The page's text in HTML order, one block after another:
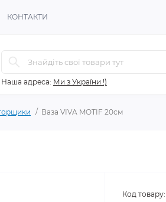
КОНТАКТИ
Наша адреса: Ми з України !)
Ваза VIVA MOTIF 20см
Код товару: